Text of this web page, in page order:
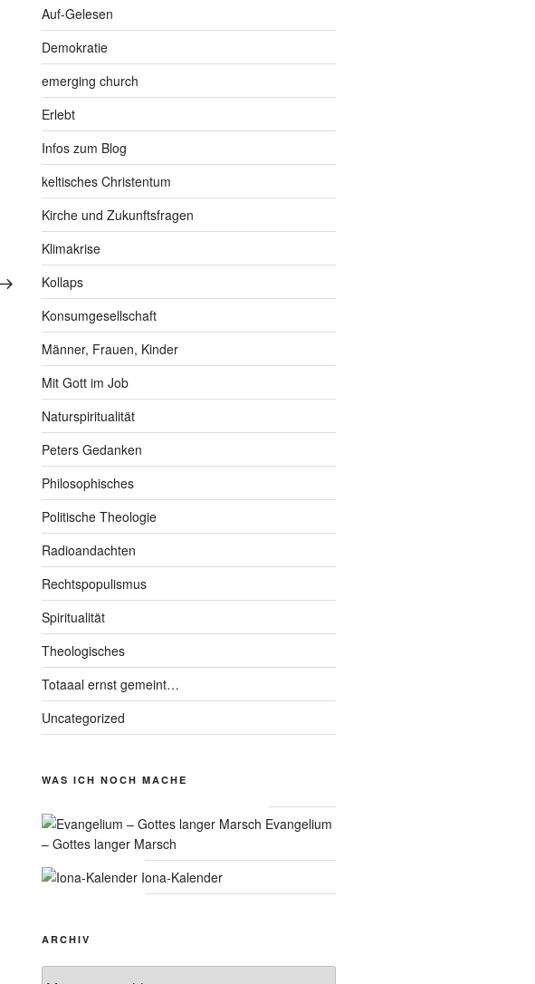
Nächster
Auf-Gelesen
Demokratie
emerging church
Erlebt
Infos zum Blog
keltisches Christentum
Kirche und Zukunftsfragen
Klimakrise
Kollaps
Konsumgesellschaft
Männer, Frauen, Kinder
Mit Gott im Job
Naturspiritualität
Peters Gedanken
Philosophisches
Politische Theologie
Radioandachten
Rechtspopulismus
Spiritualität
Theologisches
Totaaal ernst gemeint…
Uncategorized
WAS ICH NOCH MACHE
Evangelium
– Gottes langer Marsch
Iona-Kalender
ARCHIV